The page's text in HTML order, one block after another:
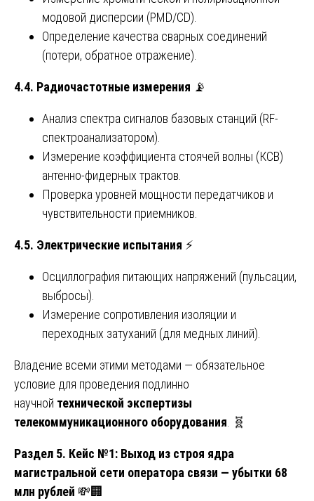
модовой дисперсии (PMD/CD).
Определение качества сварных соединений
(потери, обратное отражение).
4.4. Радиочастотные измерения 📡
Анализ спектра сигналов базовых станций (RF-
спектроанализатором).
Измерение коэффициента стоячей волны (КСВ)
антенно-фидерных трактов.
Проверка уровней мощности передатчиков и
чувствительности приемников.
4.5. Электрические испытания ⚡
Осциллография питающих напряжений (пульсации,
выбросы).
Измерение сопротивления изоляции и
переходных затуханий (для медных линий).
Владение всеми этими методами — обязательное
условие для проведения подлинно
научной технической экспертизы
телекоммуникационного оборудования . 🧬
Раздел 5. Кейс №1: Выход из строя ядра
магистральной сети оператора связи — убытки 68
млн рублей 💸🏢